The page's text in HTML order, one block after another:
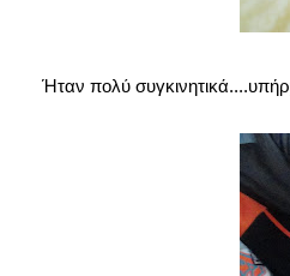
Ήταν πολύ